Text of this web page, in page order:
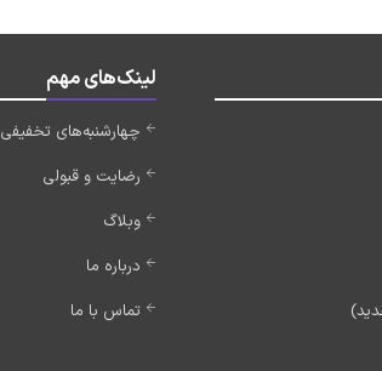
لینک‌های مهم
چهارشنبه‌های تخفیفی
رضایت و قبولی
وبلاگ
درباره ما
تماس با ما